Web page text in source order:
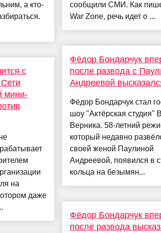
а кто-
с
мини-
на
даже
сообщили СМИ. Как
War Zone, речь идет о ...
Фёдор Бондарчук
после развода с
Андреевой
Фёдор Бондарчук стал
шоу "Актёрская студия"
Верника. 58-летний
который недавно
своей женой Паулиной
Андреевой, появился в
кольца на безымян...
Фёдор Бондарчук
после развода